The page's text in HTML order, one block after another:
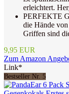
erleichtert.
PERFEKTE
die Hände
Griffen sind
9,95 EUR
Zum Amazon
Link*
Bestseller Nr. 5